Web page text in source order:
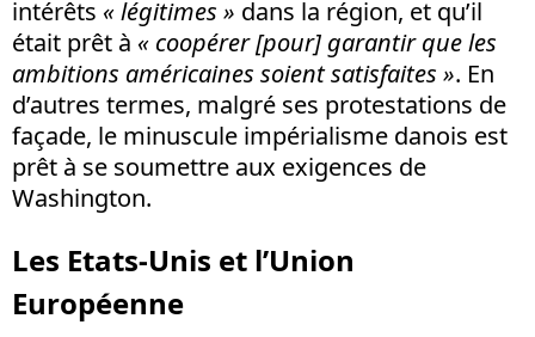
intérêts « légitimes » dans la région, et qu’il
était prêt à « coopérer[pour] garantir que les
ambitions américaines soient satisfaites ». En
d’autres termes, malgré ses protestations de
façade, le minuscule impérialisme danois est
prêt à se soumettre aux exigences de
Washington.
Les Etats-Unis et l’Union
Européenne